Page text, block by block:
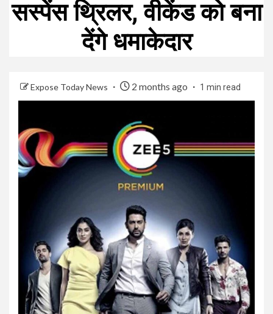
सस्पेंस थ्रिलर, वीकेंड को बना
देंगे धमाकेदार
Expose Today News 2 months ago 1 min read